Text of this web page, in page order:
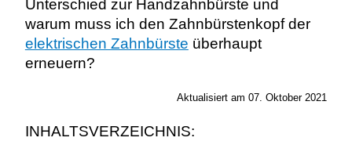
Unterschied zur Handzahnbürste und
warum muss ich den Zahnbürstenkopf der
elektrischen Zahnbürste überhaupt
erneuern?
Aktualisiert am 07. Oktober 2021
INHALTSVERZEICHNIS: